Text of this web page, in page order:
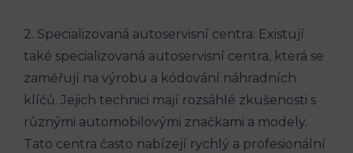
2.​ Specializovaná autoservisní centra: Existují
také specializovaná ‍autoservisní centra, která se
zaměřují na výrobu a kódování náhradních​
klíčů. Jejich ‍technici mají rozsáhlé zkušenosti s
⁤různými automobilovými značkami a modely.
Tato centra často nabízejí rychlý​ a profesionální